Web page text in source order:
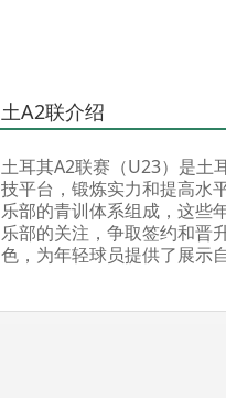
土A2联介绍
土耳其A2联赛（U23）是土
技平台，锻炼实力和提高水
乐部的青训体系组成，这些
乐部的关注，争取签约和晋
色，为年轻球员提供了展示